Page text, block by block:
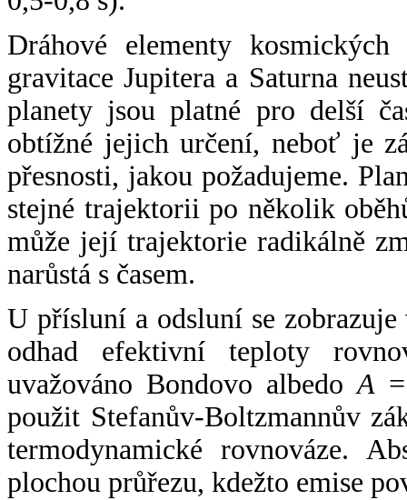
Dráhové elementy
gravitace Jupitera a Saturna
planety jsou platné pro delší
obtížné jejich určení, neboť je
přesnosti, jakou požadujeme.
stejné trajektorii po několik
může její trajektorie radikálně
narůstá s časem.
U přísluní a odsluní se
odhad efektivní teploty
uvažováno Bondovo albedoA
použit Stefanův-Boltzmannův
termodynamické rovnováze.
plochou průřezu, kdežto emise